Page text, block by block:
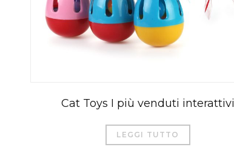
Cat Toys I più venduti interattivi
LEGGI TUTTO